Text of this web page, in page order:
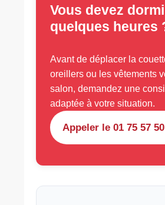
Vous devez
quelques heures
Avant de déplacer la
oreillers ou les vêtements
salon, demandez une
adaptée à votre situation.
Appeler le 01 75 57